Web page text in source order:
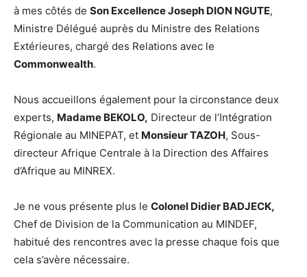
à mes côtés de Son Excellence Joseph DION NGUTE,
Ministre Délégué auprès du Ministre des Relations
Extérieures, chargé des Relations avec le
Commonwealth.
Nous accueillons également pour la circonstance deux
experts, Madame BEKOLO, Directeur de l’Intégration
Régionale au MINEPAT, et Monsieur TAZOH, Sous-
directeur Afrique Centrale à la Direction des Affaires
d’Afrique au MINREX.
Je ne vous présente plus le Colonel Didier BADJECK,
Chef de Division de la Communication au MINDEF,
habitué des rencontres avec la presse chaque fois que
cela s’avère nécessaire.